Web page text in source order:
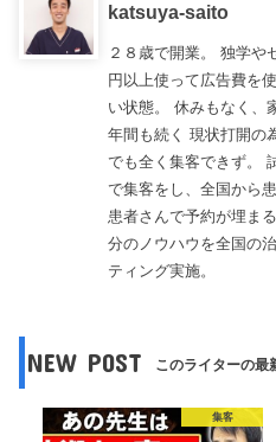
katsuya-saito
２８歳で開業。 独学や
円以上使って広告費を
い状態。 休みもなく、
年間も続く 現状打開の
でも全く集客できず。
で集客をし、全国から
患者さんで予約が埋ま
分のノウハウを全国の
ティング実施。
NEW POST このライターの最
集客